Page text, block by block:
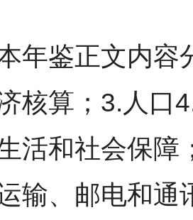
年鉴正文内容
核算；3.人口
活和社会保
输、邮电和通